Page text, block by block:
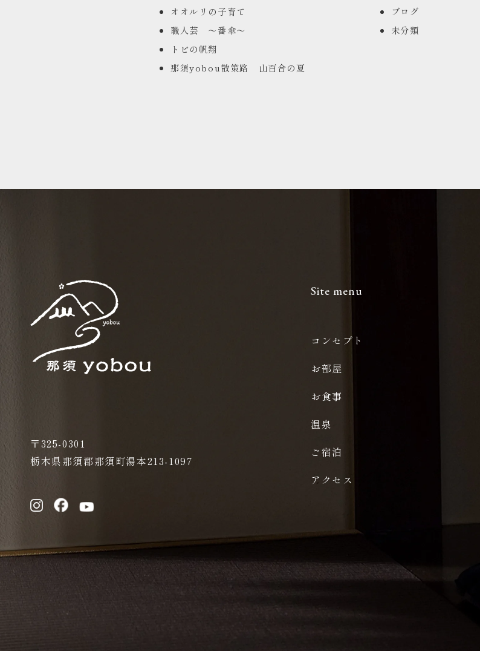
オオルリの子育て
職人芸 ～番傘～
トビの帆翔
那須yobou散策路 山百合の夏
ブログ
未分類
〒325-0301
栃木県那須郡那須町湯本213-1097
Site menu
コンセプト
お部屋
お食事
温泉
ご宿泊
アクセス